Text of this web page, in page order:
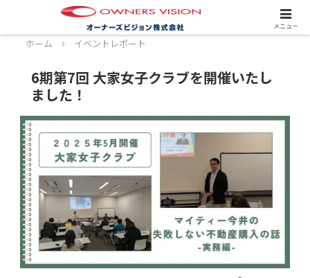
スタッフ募集中！詳しくはこちら！
ホーム イベントレポート
6期第7回 大家女子クラブを開催いたし
ました！
メニュー